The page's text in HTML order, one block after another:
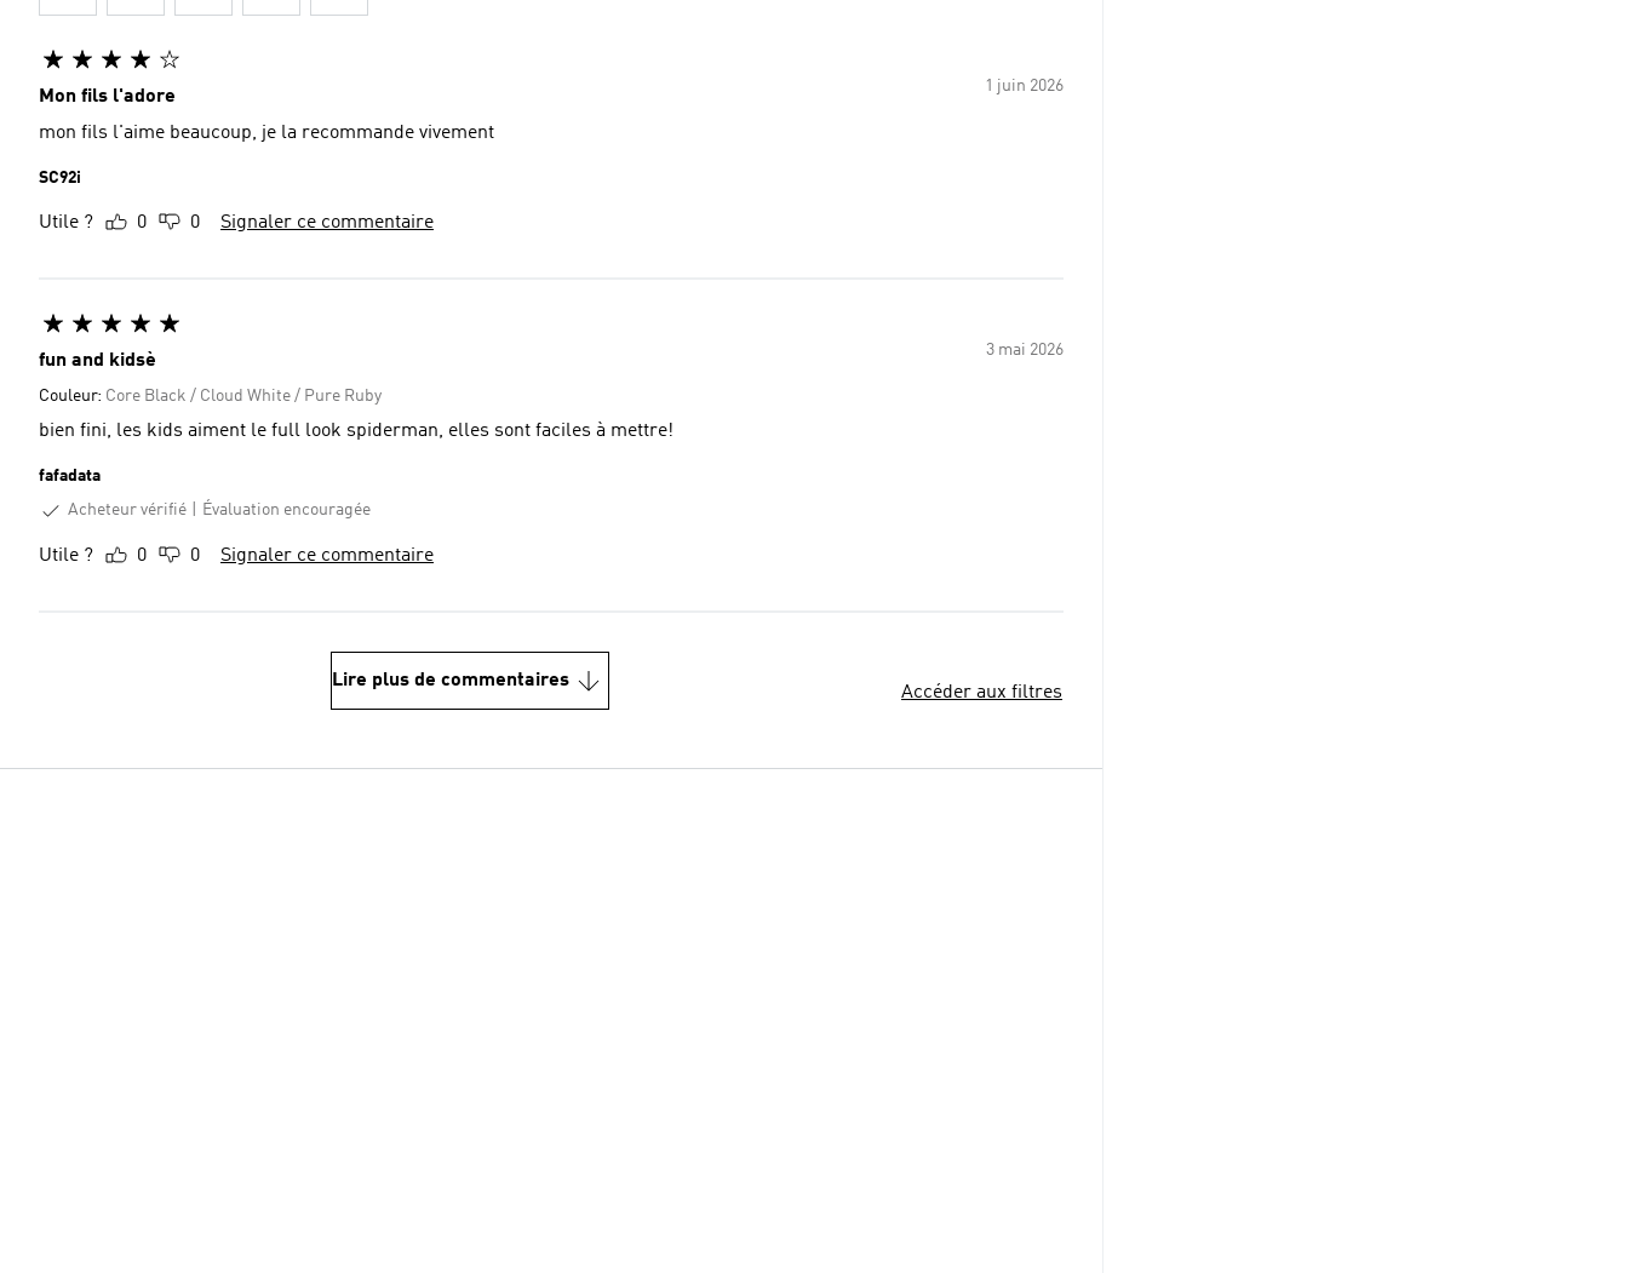
1 juin 2026
Mon fils l'adore
mon fils l'aime beaucoup, je la recommande vivement
SC92i
Utile ? 0 0 Signaler ce commentaire
3 mai 2026
fun and kidsè
Couleur: Core Black / Cloud White / Pure Ruby
bien fini, les kids aiment le full look spiderman, elles sont faciles à mettre!
fafadata
Acheteur vérifié
Évaluation encouragée
Utile ? 0 0 Signaler ce commentaire
Lire plus de commentaires
Accéder aux filtres